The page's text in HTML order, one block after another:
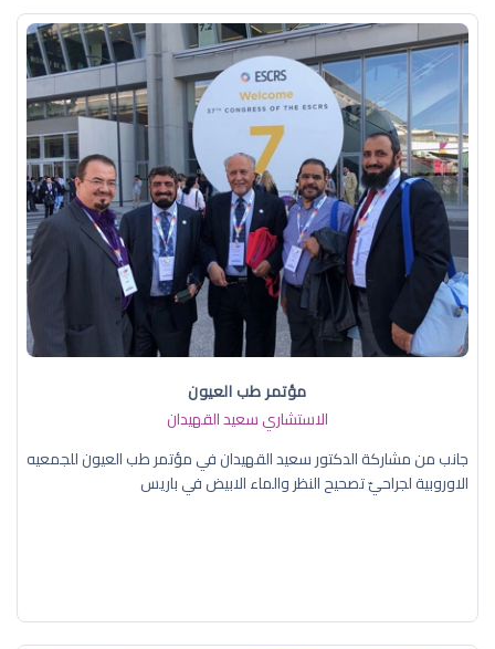
مؤتمر طب العيون
الاستشاري سعيد القهيدان
جانب من مشاركة الدكتور سعيد القهيدان في مؤتمر طب العيون للجمعيه
الاوروبية لجراحيّ تصحيح النظر والماء الابيض في باريس